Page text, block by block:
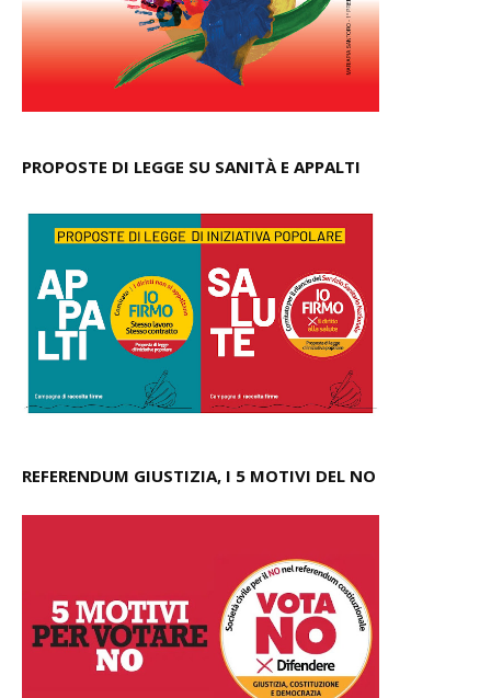
PROPOSTE DI LEGGE SU SANITÀ E APPALTI
REFERENDUM GIUSTIZIA, I 5 MOTIVI DEL NO